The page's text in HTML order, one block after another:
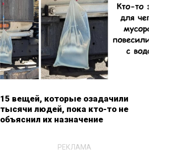
15 вещей, которые озадачили
тысячи людей, пока кто-то не
объяснил их назначение
РЕКЛАМА